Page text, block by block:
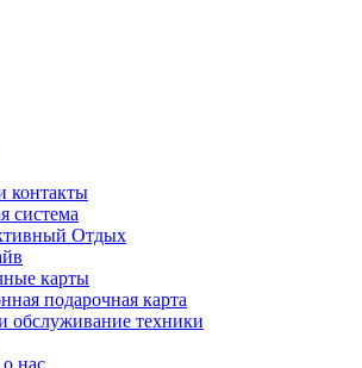
контакты
система
Отдых
карты
подарочная карта
обслуживание техники
нас